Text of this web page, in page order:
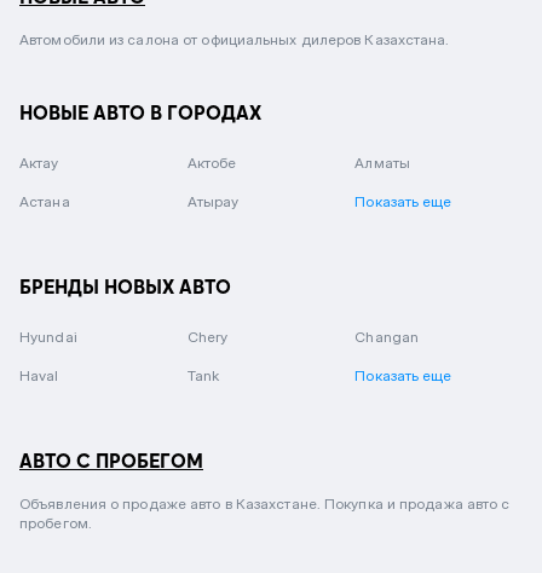
Автомобили из салона от официальных дилеров Казахстана.
НОВЫЕ АВТО В ГОРОДАХ
Актау Актобе Алматы
Астана Атырау Показать еще
БРЕНДЫ НОВЫХ АВТО
Hyundai Chery Changan
Haval Tank Показать еще
АВТО С ПРОБЕГОМ
Объявления о продаже авто в Казахстане. Покупка и продажа авто с
пробегом.